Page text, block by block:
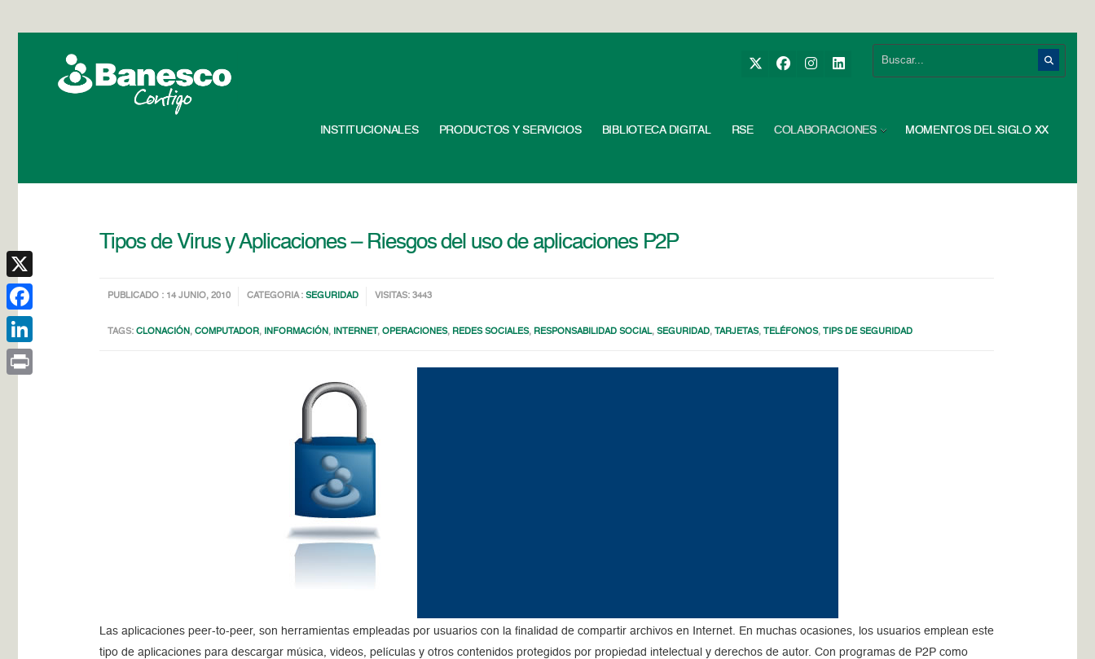
INSTITUCIONALES PRODUCTOS Y SERVICIOS BIBLIOTECA DIGITAL RSE COLABORACIONES MOMENTOS DEL SIGLO XX
Tipos de Virus y Aplicaciones – Riesgos del uso de aplicaciones P2P
PUBLICADO : 14 JUNIO, 2010 CATEGORIA :SEGURIDAD VISITAS: 3443
TAGS:CLONACIÓN ,COMPUTADOR, INFORMACIÓN , INTERNET ,OPERACIONES, REDES SOCIALES, RESPONSABILIDAD SOCIAL,SEGURIDAD, TARJETAS, TELÉFONOS, TIPS DE SEGURIDAD
Las aplicaciones peer-to-peer, son herramientas empleadas por usuarios con la finalidad de compartir archivos en Internet. En muchas ocasiones, los usuarios emplean este
tipo de aplicaciones para descargar música, videos, películas y otros contenidos protegidos por propiedad intelectual y derechos de autor. Con programas de P2P como
X
Facebook
LinkedIn